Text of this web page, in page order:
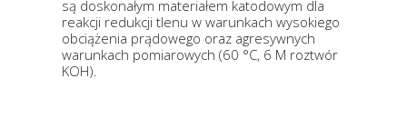
są doskonałym materiałem katodowym dla
reakcji redukcji tlenu w warunkach wysokiego
obciążenia prądowego oraz agresywnych
warunkach pomiarowych (60 °C, 6 M roztwór
KOH).